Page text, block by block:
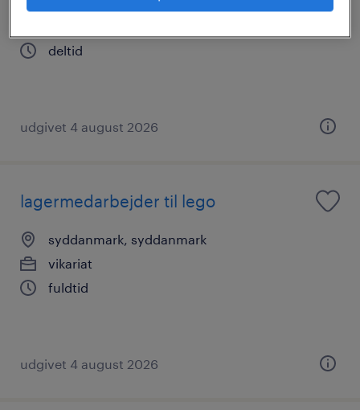
deltid
udgivet 4 august 2026
lagermedarbejder til lego
syddanmark, syddanmark
vikariat
fuldtid
udgivet 4 august 2026